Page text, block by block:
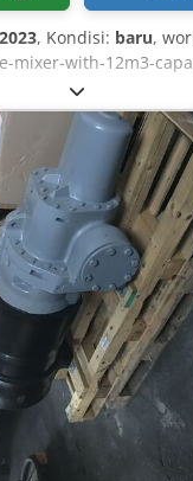
2023, Kondisi: baru,
mixer-with-12m3-